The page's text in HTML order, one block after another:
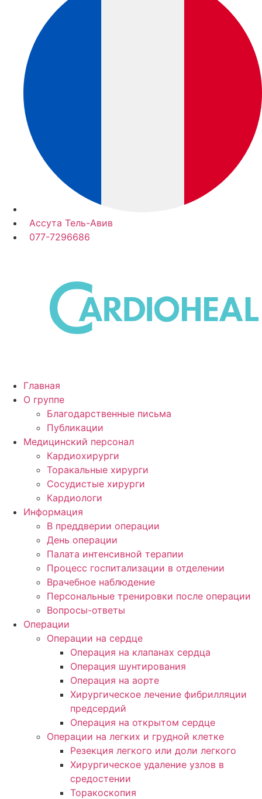
Ассута Тель-Авив
077-7296686
Главная
О группе
Благодарственные письма
Публикации
Медицинский персонал
Кардиохирурги
Торакальные хирурги
Сосудистые хирурги
Кардиологи
Информация
В преддверии операции
День операции
Палата интенсивной терапии
Процесс госпитализации в отделении
Врачебное наблюдение
Персональные тренировки после операции
Вопросы-ответы
Операции
Операции на сердце
Операция на клапанах сердца
Операция шунтирования
Операция на аорте
Хирургическое лечение фибрилляции
предсердий
Операция на открытом сердце
Операции на легких и грудной клетке
Резекция легкого или доли легкого
Хирургическое удаление узлов в
средостении
Торакоскопия